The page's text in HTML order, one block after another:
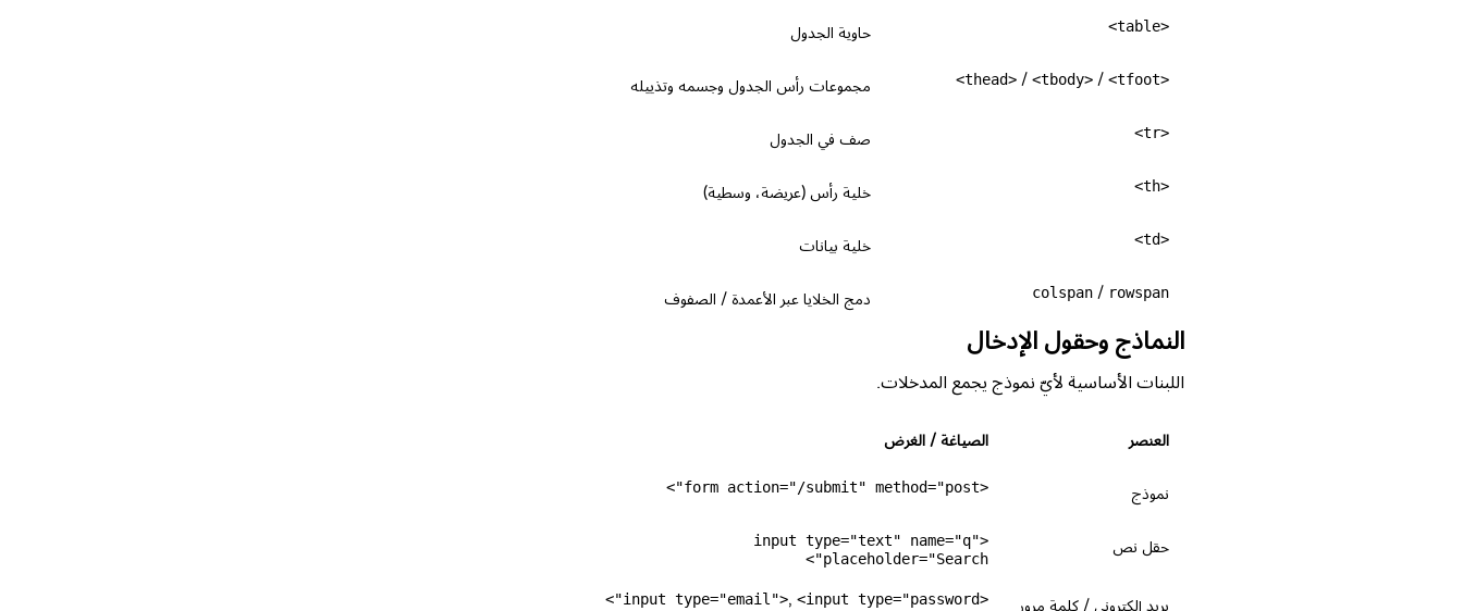
<table> حاوية الجدول
<thead>
/ <tbody> / <tfoot> مجموعات رأس الجدول وجسمه وتذييله
<tr> صف في الجدول
<th> خلية رأس (عريضة، وسطية)
<td> خلية بيانات
colspan / rowspan دمج الخلايا عبر الأعمدة / الصفوف
النماذج وحقول الإدخال
اللبنات الأساسية لأيّ نموذج يجمع المدخلات.
العنصر الصياغة / الغرض
نموذج <form action="/submit" method="post">
حقل نص
<input type="text" name="q"
placeholder="Search">
بريد إلكتروني / كلمة مرور <input type="email">
, <input type="password">